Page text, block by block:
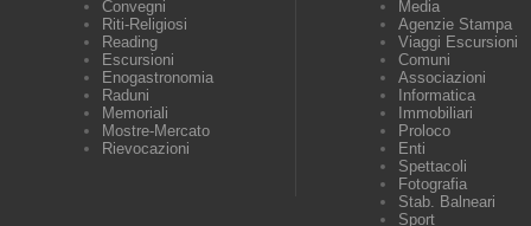
Convegni
Riti-Religiosi
Reading
Escursioni
Enogastronomia
Raduni
Memoriali
Mostre-Mercato
Rievocazioni
Media
Agenzie Stampa
Viaggi Escursioni
Comuni
Associazioni
Informatica
Immobiliari
Proloco
Enti
Spettacoli
Fotografia
Stab. Balneari
Sport